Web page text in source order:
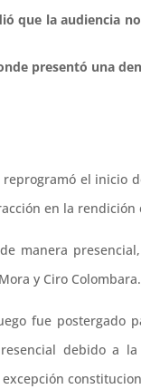
que la audiencia
presentó una
el inicio
en la rendición
manera
y Ciro Colombara.
fue postergado
debido a la